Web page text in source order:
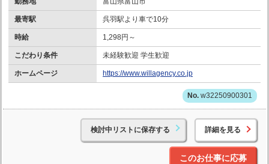
最寄駅 呉羽駅より車で10分
時給 1,298円～
こだわり条件 未経験歓迎 学生歓迎
ホームページ https://www.willagency.co.jp
w32250900301
検討中リストに保存する 詳細を見る
このお仕事に応募